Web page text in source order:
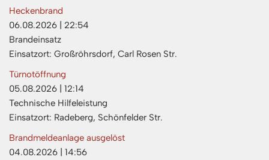
Heckenbrand
06.08.2026
22:54
Brandeinsatz
Einsatzort: Großröhrsdorf, Carl Rosen Str.
Türnotöffnung
05.08.2026
12:14
Technische Hilfeleistung
Einsatzort: Radeberg, Schönfelder Str.
Brandmeldeanlage ausgelöst
04.08.2026
14:56